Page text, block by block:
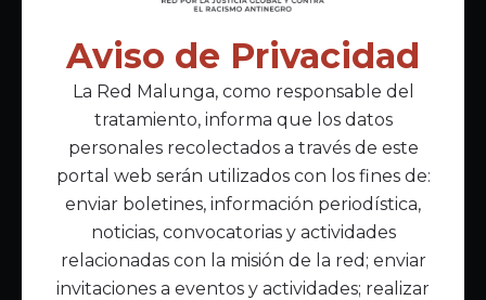
Acepto lapolítica de privacidad
Enlaces Principales
Inicio
Acerca de Malunga
Nuestra misión
Quiénes somos
Aviso de Privacidad
La Red Malunga, como responsable del
tratamiento, informa que los datos
personales recolectados a través de este
portal web serán utilizados con los fines de:
enviar boletines, información periodística,
noticias, convocatorias y actividades
relacionadas con la misión de la red; enviar
invitaciones a eventos y actividades; realizar